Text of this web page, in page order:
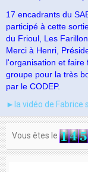
17 encadrants du
participé à cette
du Frioul, Les
Merci à Henri,
l'organisation et faire
groupe pour la très
par le CODEP.
►la vidéo de Fabrice
Vous êtes le